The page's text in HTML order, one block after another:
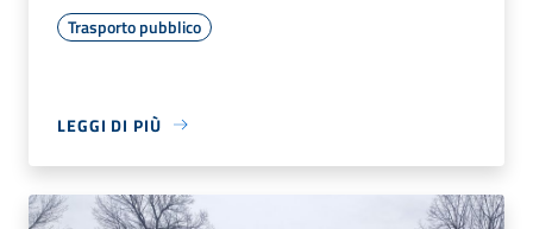
Trasporto pubblico
LEGGI DI PIÙ